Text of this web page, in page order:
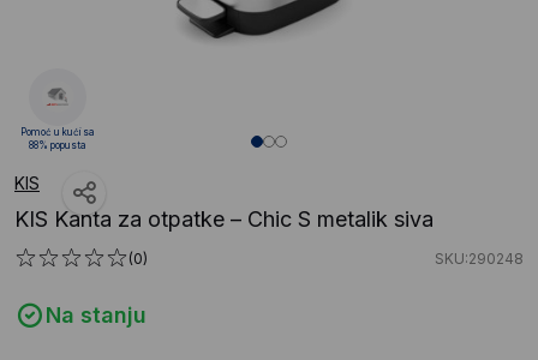
KIS
KIS Kanta za otpatke – Chic S metalik siva
(0) SKU:290248
Na stanju
Pomoć u kući sa
88% popusta